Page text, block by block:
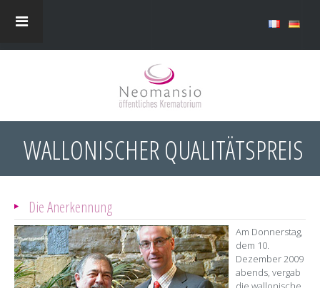
WALLONISCHER QUALITÄTSPREIS
Die Anerkennung
Am Donnerstag,
dem 10.
Dezember 2009
abends, vergab